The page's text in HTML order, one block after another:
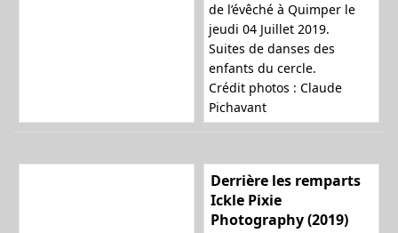
de l’évêché à Quimper le
jeudi 04 Juillet 2019.
Suites de danses des
enfants du cercle.
Crédit photos : Claude
Pichavant
Derrière les remparts
Ickle Pixie
Photography (2019)